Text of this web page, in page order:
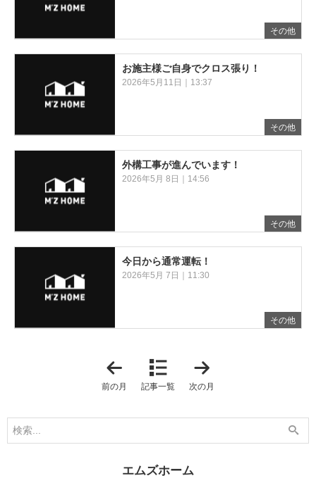
その他
その他
お施主様ご自身でクロス張り！
2026年5月11日｜13:37
その他
外構工事が進んでいます！
2026年5月 8日｜14:56
その他
今日から通常運転！
2026年5月 7日｜11:30
4
前の月 記事一覧
6
次の月
エムズホーム